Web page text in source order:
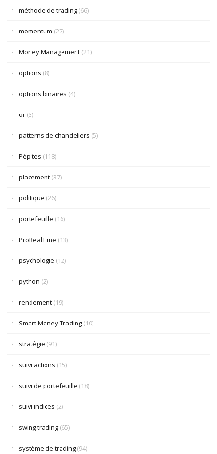
méthode de trading (66)
momentum (27)
Money Management (21)
options (8)
options binaires (4)
or (3)
patterns de chandeliers (5)
Pépites (118)
placement (37)
politique (26)
portefeuille (16)
ProRealTime (13)
psychologie (12)
python (2)
rendement (19)
Smart Money Trading (10)
stratégie (91)
suivi actions (15)
suivi de portefeuille (18)
suivi indices (2)
swing trading (65)
système de trading (94)